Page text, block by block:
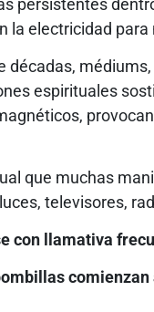
persistentes
la electricidad
décadas,
espirituales
que muchas
televisores,
con llamativa